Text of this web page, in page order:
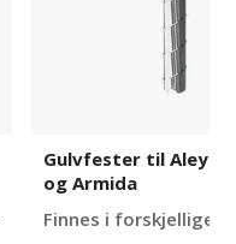
Gulvfester til
og Armida
Finnes i forskjellige